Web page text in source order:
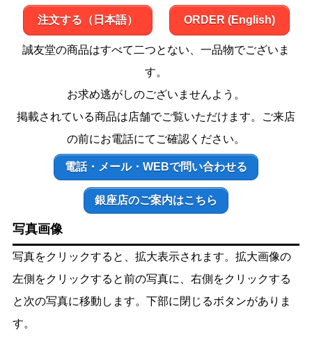
注文する（日本語） ORDER (English)
誠友堂の商品はすべて二つとない、一品物でございま
す。
お求め逃がしのございませんよう。
掲載されている商品は店舗でご覧いただけます。ご来店
の前にお電話にてご確認ください。
電話・メール・WEBで問い合わせる
銀座店のご案内はこちら
写真画像
写真をクリックすると、拡大表示されます。拡大画像の
左側をクリックすると前の写真に、右側をクリックする
と次の写真に移動します。下部に閉じるボタンがありま
す。